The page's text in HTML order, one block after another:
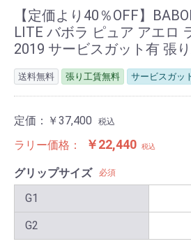
【定価より40％OFF】
LITE バボラ ピュア アエロ
2019 サービスガット有 張
送料無料 張り工賃無料 サービスガッ
定価： ￥37,400 税込
ラリー価格： ￥22,440 税込
グリップサイズ 必須
G1
G2